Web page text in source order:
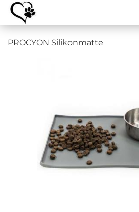
PROCYON Silikonmatte